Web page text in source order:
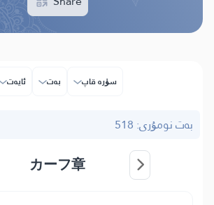
سۈرە قاپ بەت ئايەت
بەت نومۇرى: 518
カーフ章